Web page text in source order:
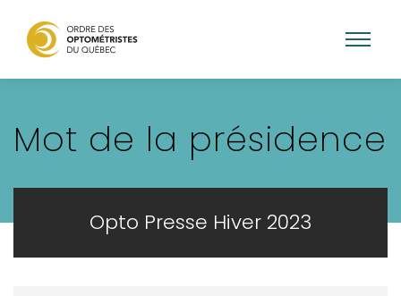
contenu
Mot de la présidence
Opto Presse Hiver 2023